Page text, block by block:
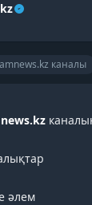
каналы
әлем